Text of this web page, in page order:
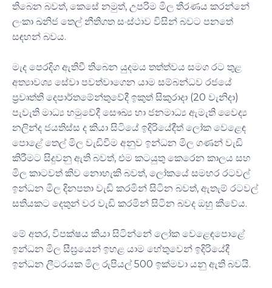
තිබෙන බවත්, කෙසේ නමුත්, උපරිම මිල තීරණය කරන්නේ
ලංකා ඛනිජ තෙල් නීතිගත සංස්ථාව විසින් බවට පනතේ
සඳහන් බවය.
මැද පෙරදිග ඇතිවී තිබෙන යුදමය තත්ත්වය සමග රට තුළ
අත්‍යාවශ්‍ය සේවා පවත්වාගෙන යාම සම්බන්ධව රජයේ
ප්‍රවෘත්ති දෙපාර්තමේන්තුවේදී ඉකුත් සිකුරාදා (20 වැනිදා)
පැවැති මාධ්‍ය හමුවේදී සෞඛ්‍ය හා ජනමාධ්‍ය ඇමැති වෛද්‍ය
නලින්ද ජයතිස්ස ද කියා සිටියේ ඉදිරියේදීත් ලෝක වෙළෙඳ
පොළේ තෙල් මිල වැඩිවීම අනුව ඉන්ධන මිල ගණන් වැඩි
කිරීමට සිදුවනු ඇති බවත්, එම කටයුතු කෙරෙන කාලය සහ
මිල කාටවත් කිව නොහැකි බවත්, ලෝකයේ සමහර රටවල්
ඉන්ධන මිල දිනපතා වැඩි කරමින් සිටින බවත්, ඇතැම් රටවල්
සතියකට දෙතුන් වර වැඩි කරමින් සිටින බවද ඔහු කීවේය.
මේ අතර, විපක්ෂය කියා සිටින්නේ ලෝක වෙළෙඳපොළේ
ඉන්ධන මිල සීඝ්‍රයෙන් ඉහළ යාම හේතුවෙන් ඉදිරියේදී
ඉන්ධන ලීටරයක මිල රුපියල් 500 ඉක්මවා යනු ඇති බවයි.